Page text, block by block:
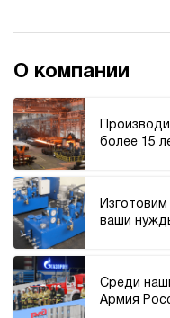
О компании
более 15
ваши
Среди
Армия